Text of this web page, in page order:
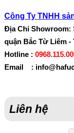
Công Ty TNHH
Địa Chỉ Showroom:
quận Bắc Từ Liêm -
Hotline :
Email :
Liên hệ